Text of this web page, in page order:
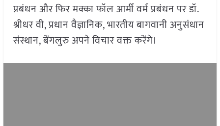
प्रबंधन और फिर मक्का फॉल आर्मी वर्म प्रबंधन पर डॉ.
श्रीधर वी, प्रधान वैज्ञानिक, भारतीय बागवानी अनुसंधान
संस्थान, बेंगलुरु अपने विचार वक्त करेंगे।